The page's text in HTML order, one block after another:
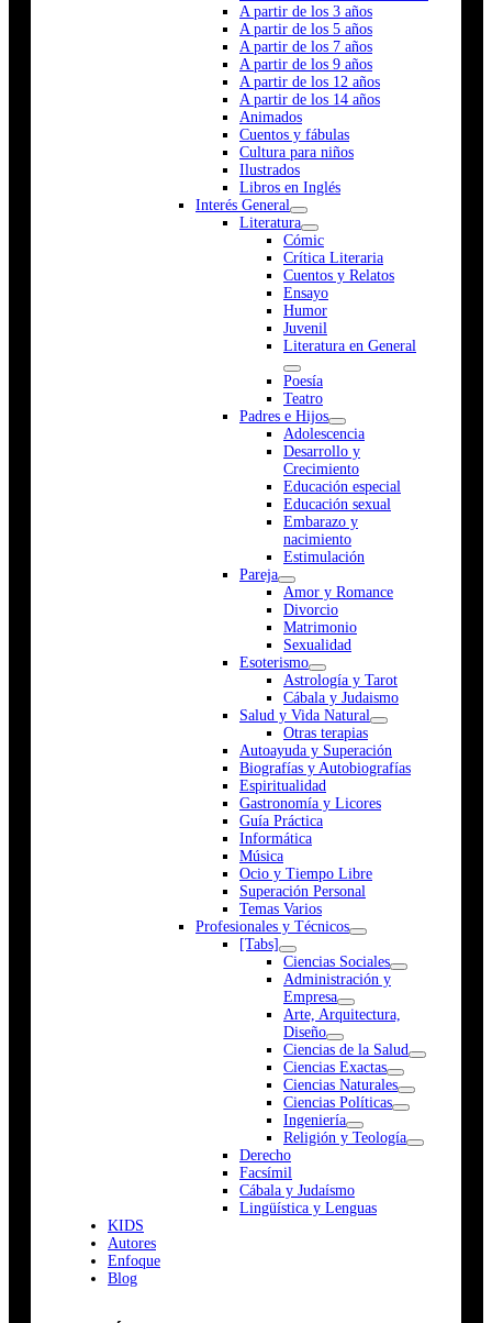
A partir de los 3 años
A partir de los 5 años
A partir de los 7 años
A partir de los 9 años
A partir de los 12 años
A partir de los 14 años
Animados
Cuentos y fábulas
Cultura para niños
Ilustrados
Libros en Inglés
Interés General
Literatura
Cómic
Crítica Literaria
Cuentos y Relatos
Ensayo
Humor
Juvenil
Literatura en General
Poesía
Teatro
Padres e Hijos
Adolescencia
Desarrollo y
Crecimiento
Educación especial
Educación sexual
Embarazo y
nacimiento
Estimulación
Pareja
Amor y Romance
Divorcio
Matrimonio
Sexualidad
Esoterismo
Astrología y Tarot
Cábala y Judaismo
Salud y Vida Natural
Otras terapias
Autoayuda y Superación
Biografías y Autobiografías
Espiritualidad
Gastronomía y Licores
Guía Práctica
Informática
Música
Ocio y Tiempo Libre
Superación Personal
Temas Varios
Profesionales y Técnicos
[Tabs]
Ciencias Sociales
Administración y
Empresa
Arte, Arquitectura,
Diseño
Ciencias de la Salud
Ciencias Exactas
Ciencias Naturales
Ciencias Políticas
Ingeniería
Religión y Teología
Derecho
Facsímil
Cábala y Judaísmo
Lingüística y Lenguas
KIDS
Autores
Enfoque
Blog